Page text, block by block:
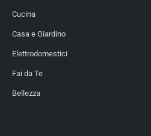
Cucina
Casa e Giardino
Elettrodomestici
Fai da Te
Bellezza